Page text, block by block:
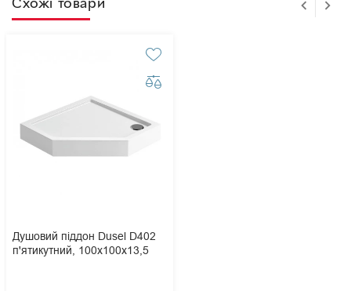
Душовий піддон Dusel D402
п'ятикутний, 100х100х13,5